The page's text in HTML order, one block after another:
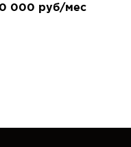
000 руб/мес